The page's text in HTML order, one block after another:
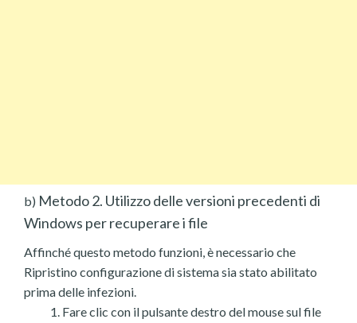
b) Metodo 2. Utilizzo delle versioni precedenti di
Windows per recuperare i file
Affinché questo metodo funzioni, è necessario che
Ripristino configurazione di sistema sia stato abilitato
prima delle infezioni.
Fare clic con il pulsante destro del mouse sul file